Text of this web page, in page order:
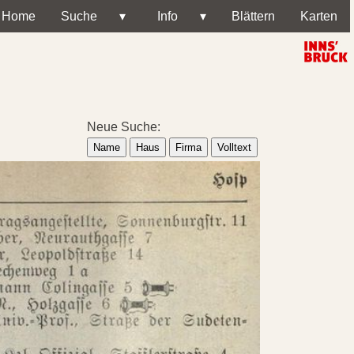
Home Suche ▾ Info ▾ Blättern Karten
Neue Suche:
Name Haus Firma Volltext